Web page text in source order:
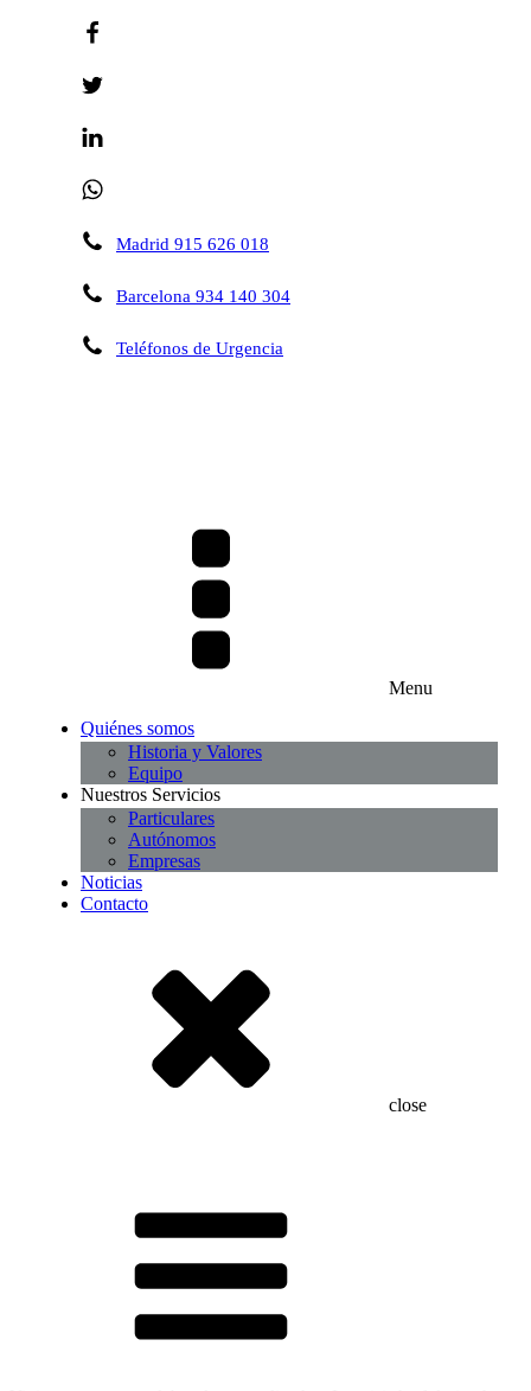
Madrid 915 626 018
Barcelona 934 140 304
Teléfonos de Urgencia
Menu
Quiénes somos
Historia y Valores
Equipo
Nuestros Servicios
Particulares
Autónomos
Empresas
Noticias
Contacto
close